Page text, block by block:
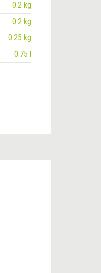
0.2 kg
0.2 kg
0.25 kg
0.75 l